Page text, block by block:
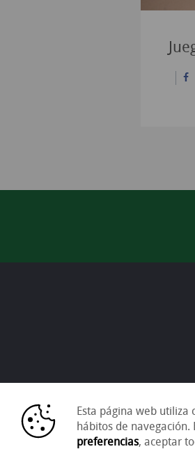
Esta página web
hábitos de
preferencias, aceptar